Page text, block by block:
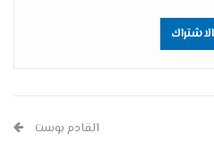
الاشتراك
القادم بوست